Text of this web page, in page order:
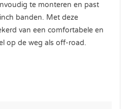
te monteren en past
banden. Met deze
van een comfortabele en
op de weg als off-road.